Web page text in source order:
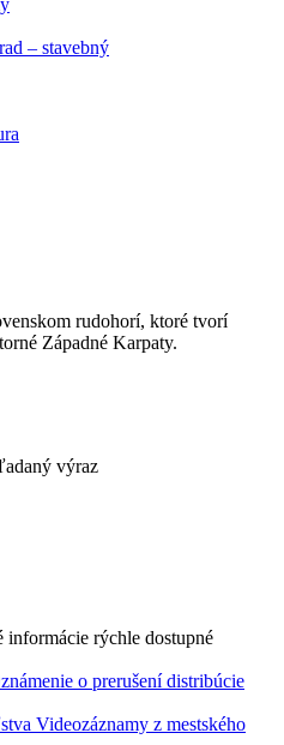
– stavebný
rudohorí, ktoré tvorí
Západné Karpaty.
výraz
informácie rýchle dostupné
o prerušení distribúcie
Videozáznamy z mestského